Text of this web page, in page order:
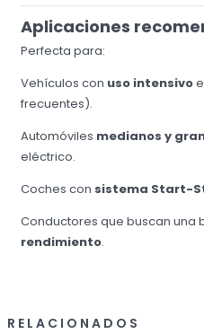
Aplicaciones
Perfecta para:
Vehículos con uso intensivo
frecuentes).
Automóviles medianos y
eléctrico.
Coches con sistema Start-
Conductores que buscan una
rendimiento.
RELACIONADOS